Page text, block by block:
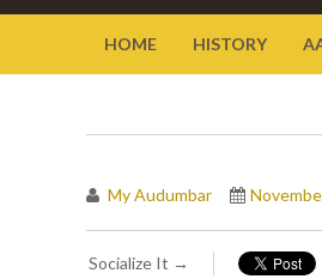
HOME HISTORY
My Audumbar
Socialize It →